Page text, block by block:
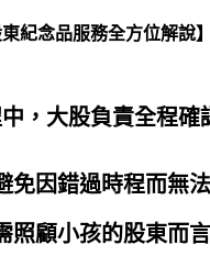
，大股負責全程
免因錯過時程而無
照顧小孩的股東而